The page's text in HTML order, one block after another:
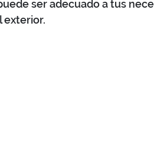
ser adecuado a tus
exterior.